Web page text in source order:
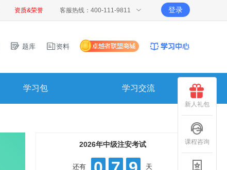
资质&荣誉 客服热线：400-111-9811 登录
题库 资料
学习包 学习交流
2026年中级注安考试
还有 天
新人礼包
课程咨询